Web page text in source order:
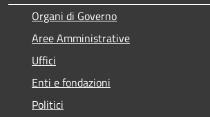
Organi di Governo
Aree Amministrative
Uffici
Enti e fondazioni
Politici